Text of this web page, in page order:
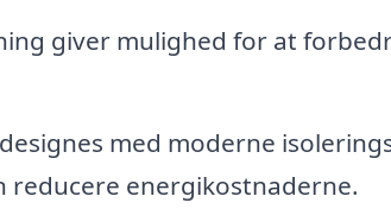
giver mulighed for at
med moderne
reducere energikostnaderne.